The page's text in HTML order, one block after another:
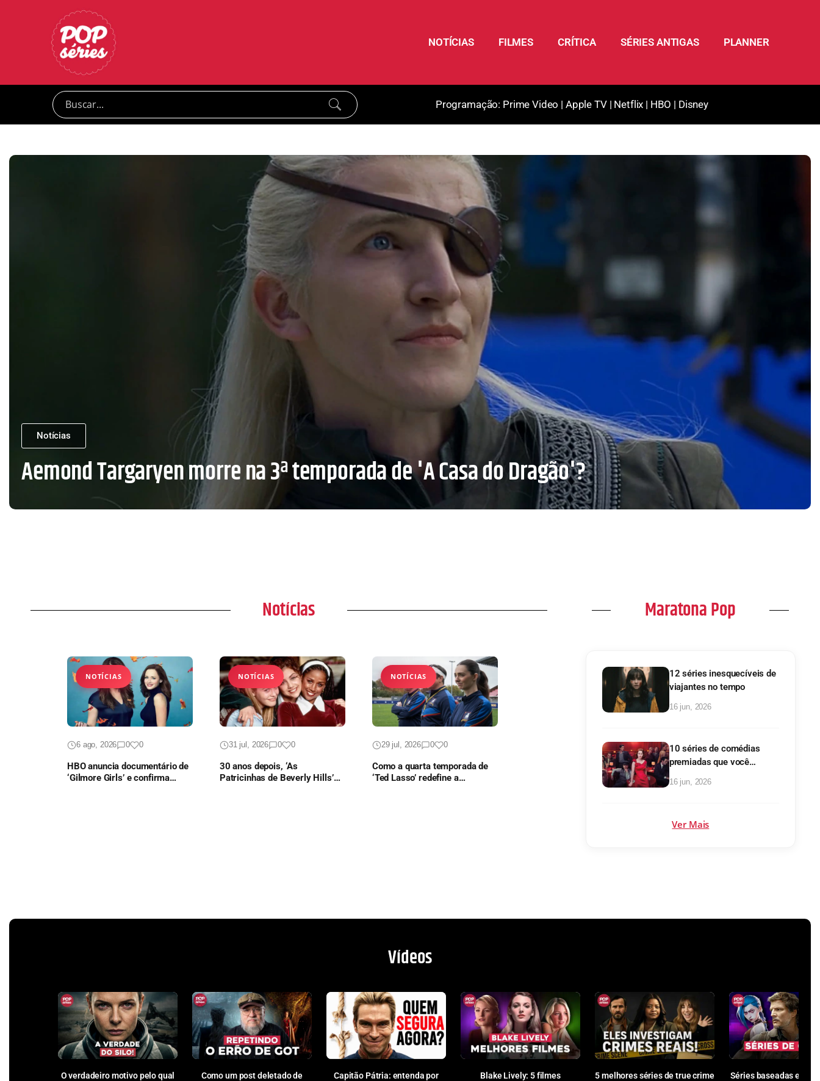
NOTÍCIAS FILMES CRÍTICA SÉRIES ANTIGAS PLANNER
Programação: Prime Video | Apple TV| Netflix | HBO | Disney
Notícias
Aemond Targaryen morre na 3ª temporada de 'A Casa do Dragão'?
Notícias
NOTÍCIAS
6 ago, 2026 0 0
HBO anuncia documentário de
‘Gilmore Girls’ e confirma
NOTÍCIAS
31 jul, 2026 0 0
30 anos depois, ‘As
Patricinhas de Beverly Hills’
NOTÍCIAS
29 jul, 2026 0 0
Como a quarta temporada de
‘Ted Lasso’ redefine a
Maratona Pop
12 séries inesquecíveis de
viajantes no tempo
16 jun, 2026
10 séries de comédias
premiadas que você
precisa conhecer!
16 jun, 2026
Ver Mais
Vídeos
O verdadeiro motivo pelo qual
Como um post deletado de
Capitão Pátria: entenda por
Blake Lively: 5 filmes
5 melhores séries de true crime
Séries baseadas em